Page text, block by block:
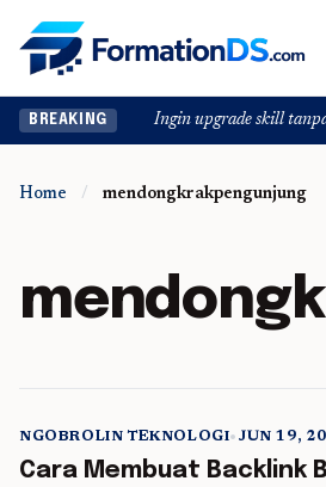
BREAKING Ingin upgrade skill tanpa
Home / mendongkrakpengunjung
NGOBROLIN TEKNOLOGI• JUN 19,
Cara Membuat Backlink